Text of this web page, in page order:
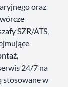
oraz
SZR/ATS,
24/7 na
stosowane w